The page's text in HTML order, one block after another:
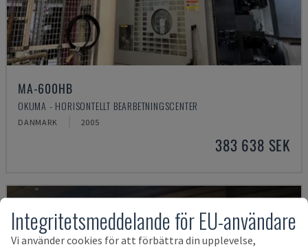
MA-600HB
OKUMA - HORISONTELLT BEARBETNINGSCENTER
DANMARK 2005
383 638 SEK
Integritetsmeddelande för EU-användare
Vi använder cookies för att förbättra din upplevelse,